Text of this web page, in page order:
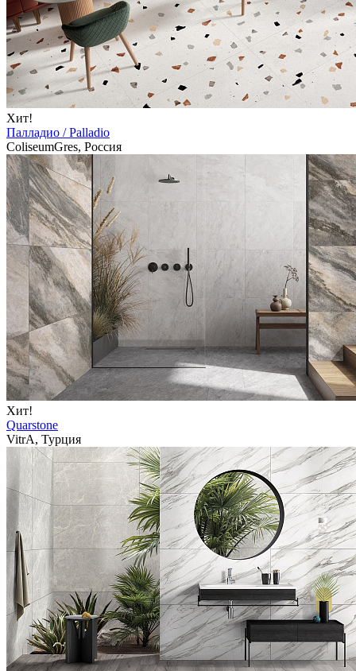
Хит!
Палладио / Palladio
ColiseumGres, Россия
Хит!
Quarstone
VitrA, Турция